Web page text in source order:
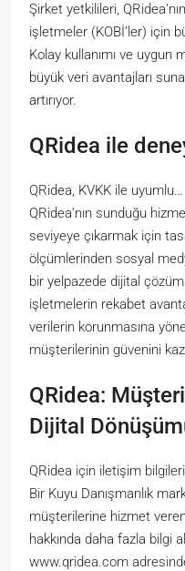
Şirket yetkilileri,
işletmeler (KOBİ’ler) için
Kolay kullanımı ve uygun
büyük veri avantajları
artırıyor.
QRidea ile
QRidea, KVKK ile uyumlu…
QRidea’nın sunduğu
seviyeye çıkarmak için
ölçümlerinden sosyal
bir yelpazede dijital
işletmelerin rekabet
verilerin korunmasına
müşterilerinin güvenini
QRidea:
Dijital
QRidea için iletişim
Bir Kuyu Danışmanlık
müşterilerine hizmet
hakkında daha fazla bilgi
www.qridea.com